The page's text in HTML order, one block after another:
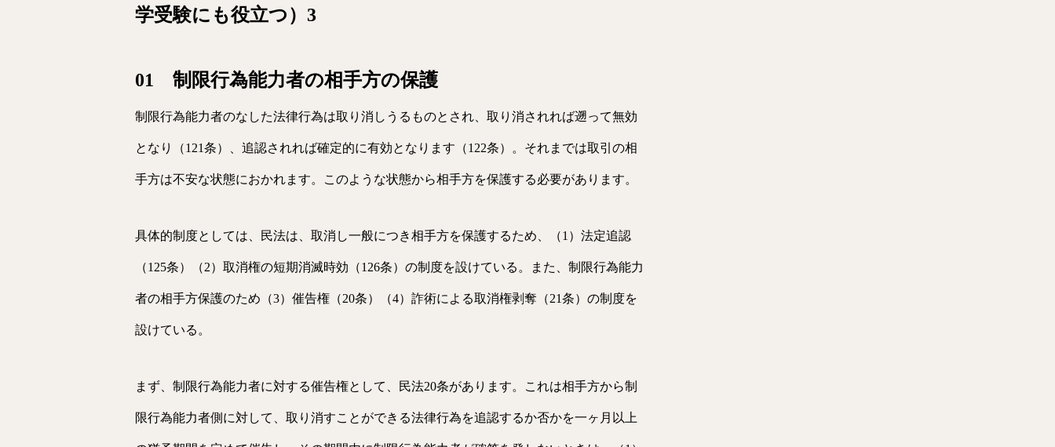
学受験にも役立つ）3
01 制限行為能力者の相手方の保護
制限行為能力者のなした法律行為は取り消しうるものとされ、取り消されれば遡って無効
となり（121条）、追認されれば確定的に有効となります（122条）。それまでは取引の相
手方は不安な状態におかれます。このような状態から相手方を保護する必要があります。
具体的制度としては、民法は、取消し一般につき相手方を保護するため、（1）法定追認
（125条）（2）取消権の短期消滅時効（126条）の制度を設けている。また、制限行為能力
者の相手方保護のため（3）催告権（20条）（4）詐術による取消権剥奪（21条）の制度を
設けている。
まず、制限行為能力者に対する催告権として、民法20条があります。これは相手方から制
限行為能力者側に対して、取り消すことができる法律行為を追認するか否かを一ヶ月以上